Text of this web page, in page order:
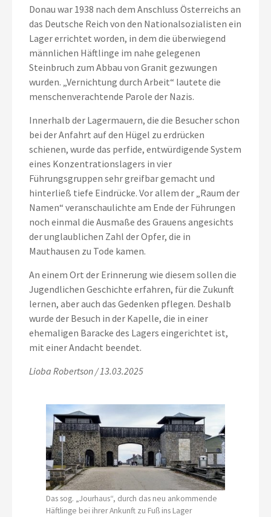
Donau war 1938 nach dem Anschluss Österreichs an
das Deutsche Reich von den Nationalsozialisten ein
Lager errichtet worden, in dem die überwiegend
männlichen Häftlinge im nahe gelegenen
Steinbruch zum Abbau von Granit gezwungen
wurden. „Vernichtung durch Arbeit“ lautete die
menschenverachtende Parole der Nazis.
Innerhalb der Lagermauern, die die Besucher schon
bei der Anfahrt auf den Hügel zu erdrücken
schienen, wurde das perfide, entwürdigende System
eines Konzentrationslagers in vier
Führungsgruppen sehr greifbar gemacht und
hinterließ tiefe Eindrücke. Vor allem der „Raum der
Namen“ veranschaulichte am Ende der Führungen
noch einmal die Ausmaße des Grauens angesichts
der unglaublichen Zahl der Opfer, die in
Mauthausen zu Tode kamen.
An einem Ort der Erinnerung wie diesem sollen die
Jugendlichen Geschichte erfahren, für die Zukunft
lernen, aber auch das Gedenken pflegen. Deshalb
wurde der Besuch in der Kapelle, die in einer
ehemaligen Baracke des Lagers eingerichtet ist,
mit einer Andacht beendet.
Lioba Robertson / 13.03.2025
Das sog. „Jourhaus“, durch das neu ankommende
Häftlinge bei ihrer Ankunft zu Fuß ins Lager